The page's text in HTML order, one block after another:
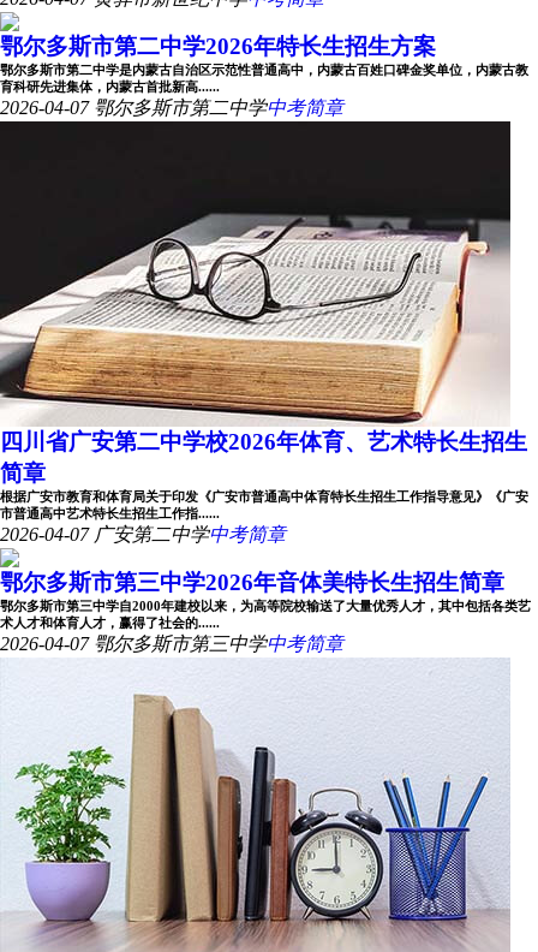
鄂尔多斯市第二中学2026年特长生招生方案
鄂尔多斯市第二中学是内蒙古自治区示范性普通高中，内蒙古百姓口碑金奖单位，内蒙古教
育科研先进集体，内蒙古首批新高......
2026-04-07 鄂尔多斯市第二中学中考简章
四川省广安第二中学校2026年体育、艺术特长生招生
简章
根据广安市教育和体育局关于印发《广安市普通高中体育特长生招生工作指导意见》《广安
市普通高中艺术特长生招生工作指......
2026-04-07 广安第二中学中考简章
鄂尔多斯市第三中学2026年音体美特长生招生简章
鄂尔多斯市第三中学自2000年建校以来，为高等院校输送了大量优秀人才，其中包括各类艺
术人才和体育人才，赢得了社会的......
2026-04-07 鄂尔多斯市第三中学中考简章